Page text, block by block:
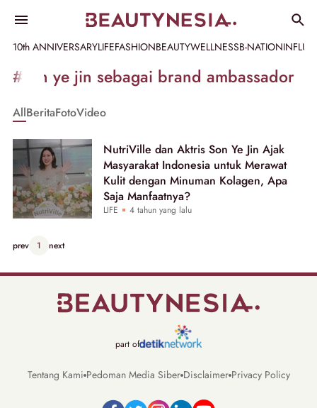
10th ANNIVERSARYLIFEFASHIONBEAUTYWELLNESSB-NATION
Informasi
[GET_DATA_TITLE]
Beautynesia
#son ye jin sebagai brand ambassador
AllBeritaFotoVideo
NutriVille dan Aktris Son Ye Jin Ajak
Masyarakat Indonesia untuk Merawat
Kulit dengan Minuman Kolagen, Apa
Saja Manfaatnya?
LIFE 4 tahun yang lalu
prev 1 next
part of
Tentang Kami Pedoman Media Siber Disclaimer Privacy Policy